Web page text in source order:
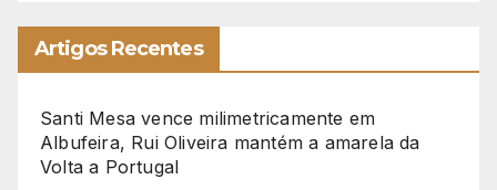
Artigos Recentes
Santi Mesa vence milimetricamente em
Albufeira, Rui Oliveira mantém a amarela da
Volta a Portugal